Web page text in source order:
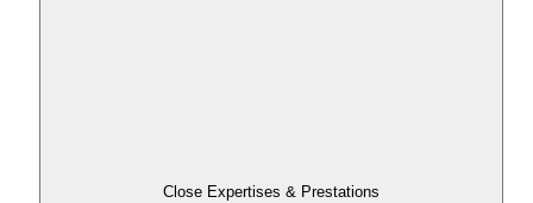
Close Expertises & Prestations